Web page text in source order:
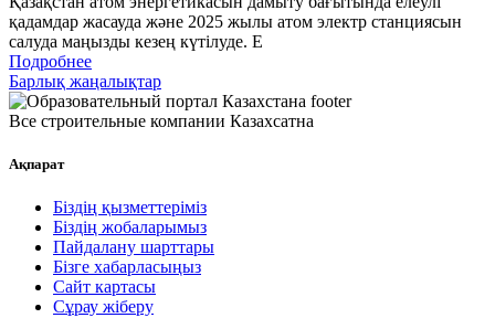
қадамдар жасауда және 2025 жылы атом электр станциясын
салуда маңызды кезең күтілуде. Е
Подробнее
Барлық жаңалықтар
Все строительные компании Казахсатна
Ақпарат
Біздің қызметтеріміз
Біздің жобаларымыз
Пайдалану шарттары
Бізге хабарласыңыз
Сайт картасы
Сұрау жіберу